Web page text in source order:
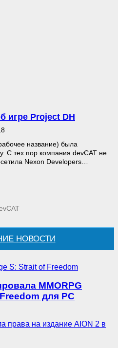
игре Project DH
название) была
С тех пор компания devCAT не
Nexon Developers…
НОВОСТИ
MMORPG
для PC